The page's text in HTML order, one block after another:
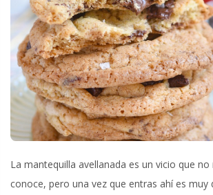
La mantequilla avellanada es un vicio que
conoce, pero una vez que entras ahí es muy